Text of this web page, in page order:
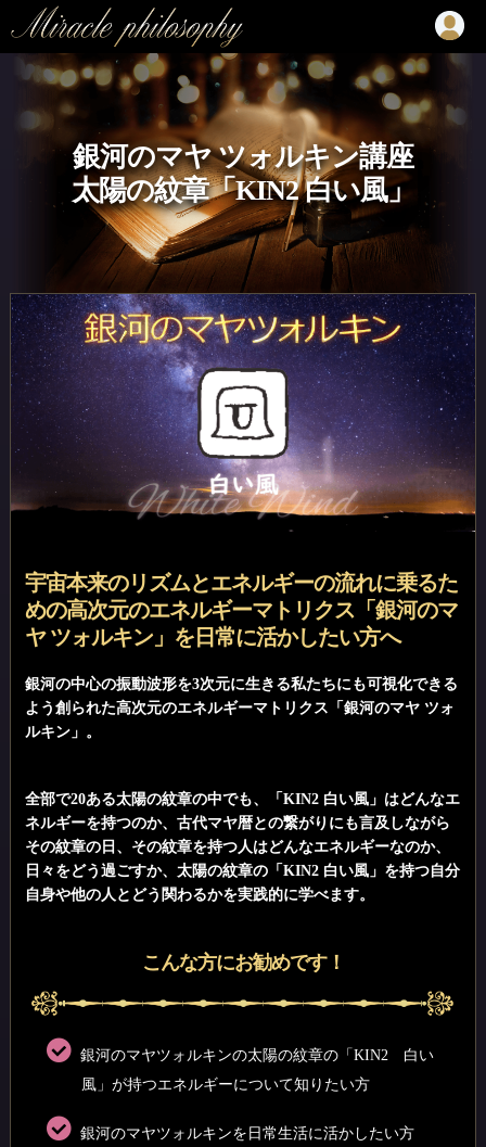
銀河のマヤ ツォルキン講座
太陽の紋章「KIN2 白い風」
宇宙本来のリズムとエネルギーの流れに乗るた
めの高次元のエネルギーマトリクス「銀河のマ
ヤ ツォルキン」を日常に活かしたい方へ
銀河の中心の振動波形を3次元に生きる私たちにも可視化できる
よう創られた高次元のエネルギーマトリクス「銀河のマヤ ツォ
ルキン」。
全部で20ある太陽の紋章の中でも、「KIN2 白い風」はどんなエ
ネルギーを持つのか、古代マヤ暦との繋がりにも言及しながら
その紋章の日、その紋章を持つ人はどんなエネルギーなのか、
日々をどう過ごすか、太陽の紋章の「KIN2 白い風」を持つ自分
自身や他の人とどう関わるかを実践的に学べます。
こんな方にお勧めです！
銀河のマヤツォルキンの太陽の紋章の「KIN2 白い
風」が持つエネルギーについて知りたい方
銀河のマヤツォルキンを日常生活に活かしたい方